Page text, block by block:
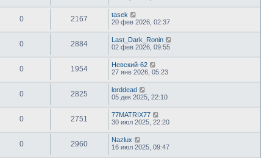
0 2167
tasek
20 фев 2026, 02:37
0 2884
Last_Dark_Ronin
02 фев 2026, 09:55
0 1954
Невский-62
27 янв 2026, 05:23
0 2825
lorddead
05 дек 2025, 22:10
0 2751
77MATRIX77
30 июл 2025, 22:20
0 2960
Nazlux
16 июл 2025, 09:47